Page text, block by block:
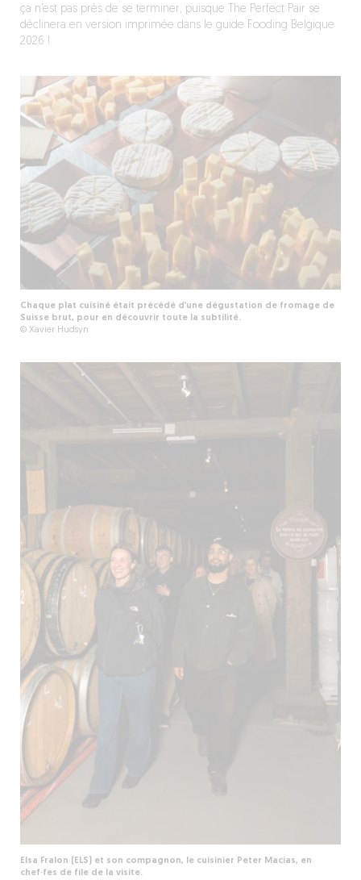
ça n’est pas près de se terminer, puisque The Perfect Pair se
déclinera en version imprimée dans le guide Fooding Belgique
2026 !
Chaque plat cuisiné était précédé d’une dégustation de fromage de
Suisse brut, pour en découvrir toute la subtilité.
© Xavier Hudsyn
Elsa Fralon (ELS) et son compagnon, le cuisinier Peter Macias, en
chef·fes de file de la visite.